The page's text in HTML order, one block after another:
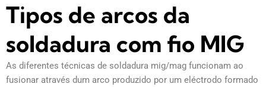
Tipos de arcos da
soldadura com fio MIG
As diferentes técnicas de soldadura mig/mag funcionam ao
fusionar através dum arco produzido por um eléctrodo formado